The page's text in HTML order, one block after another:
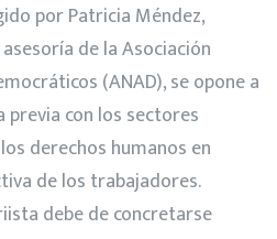
por Patricia Méndez,
de la Asociación
(ANAD), se opone a
previa con los sectores
derechos humanos en
de los trabajadores.
debe de concretarse